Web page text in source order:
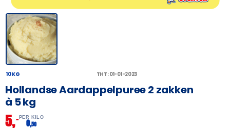
10 KG THT: 01-01-2023
Hollandse Aardappelpuree 2 zakken
à 5 kg
5,– PER KILO
0,50